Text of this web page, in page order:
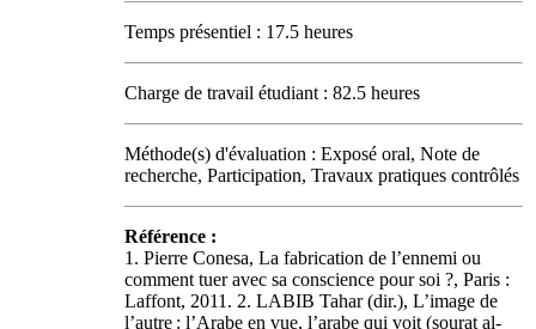
Temps présentiel : 17.5 heures
Charge de travail étudiant : 82.5 heures
Méthode(s) d'évaluation : Exposé oral, Note de
recherche, Participation, Travaux pratiques contrôlés
Référence :
1. Pierre Conesa, La fabrication de l’ennemi ou
comment tuer avec sa conscience pour soi ?, Paris :
Laffont, 2011. 2. LABIB Tahar (dir.), L’image de
l’autre : l’Arabe en vue, l’arabe qui voit (sourat al-